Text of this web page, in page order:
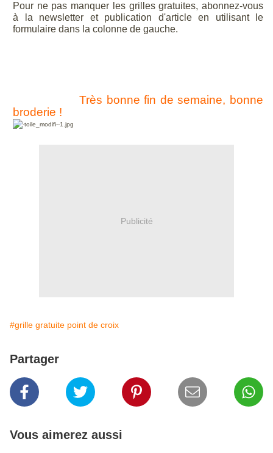
Pour ne pas manquer les grilles gratuites, abonnez-vous
à la newsletter et publication d'article en utilisant le
formulaire dans la colonne de gauche.
Très bonne fin de semaine, bonne
broderie !
Publicité
#grille gratuite point de croix
Partager
Vous aimerez aussi